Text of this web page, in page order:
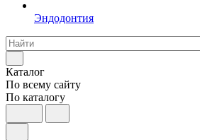
Эндодонтия
Каталог
По всему сайту
По каталогу